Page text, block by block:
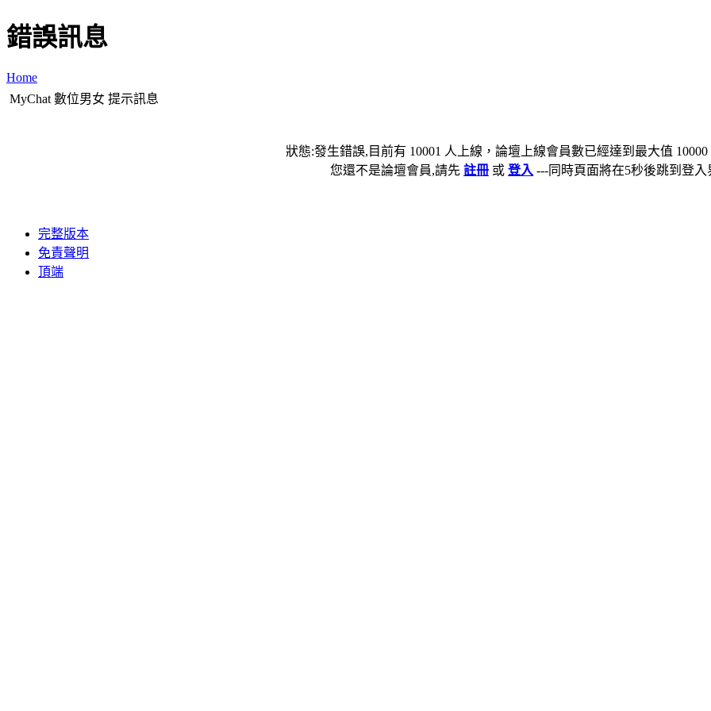
錯誤訊息
Home
MyChat 數位男女 提示訊息
狀態:發生錯誤,目前有 10001 人上線，論壇上線會員數已經達到最大值
您還不是論壇會員,請先 註冊 或 登入 ---同時頁面將在5秒後跳到登入
完整版本
免責聲明
頂端